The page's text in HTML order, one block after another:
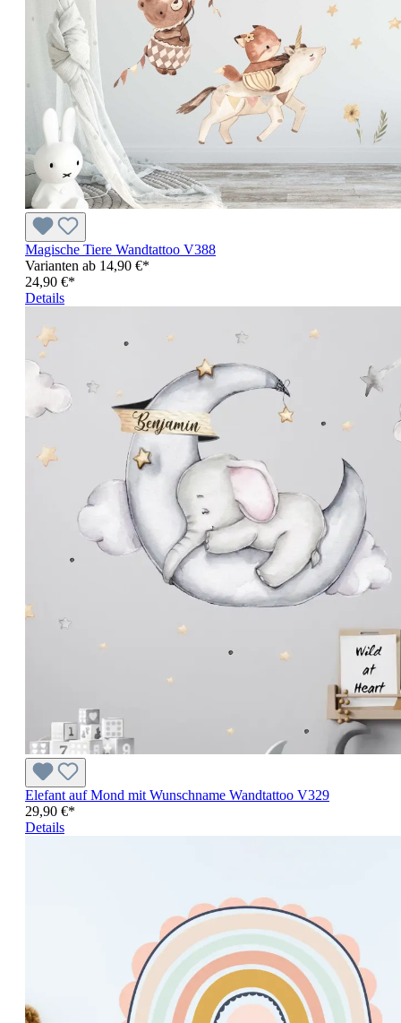
Magische Tiere Wandtattoo V388
Varianten ab 14,90 €*
24,90 €*
Details
Elefant auf Mond mit Wunschname Wandtattoo V329
29,90 €*
Details